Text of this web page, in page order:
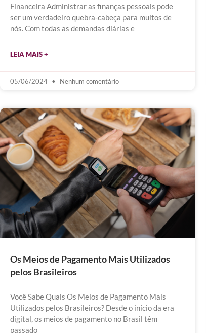
Financeira Administrar as finanças pessoais pode
ser um verdadeiro quebra-cabeça para muitos de
nós. Com todas as demandas diárias e
LEIA MAIS +
05/06/2024 Nenhum comentário
Os Meios de Pagamento Mais Utilizados
pelos Brasileiros
Você Sabe Quais Os Meios de Pagamento Mais
Utilizados pelos Brasileiros? Desde o início da era
digital, os meios de pagamento no Brasil têm
passado